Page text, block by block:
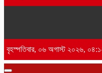
বৃহস্পতিবার, ০৬ অগাস্ট ২০২৬,